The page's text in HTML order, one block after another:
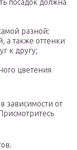
посадок должна
разной:
а также оттенки
к другу;
цветения
зависимости от